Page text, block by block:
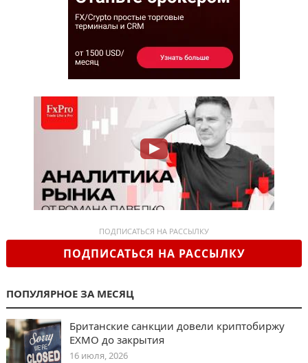
ПОДПИСАТЬСЯ НА РАССЫЛКУ
ПОДПИСАТЬСЯ НА РАССЫЛКУ
ПОПУЛЯРНОЕ ЗА МЕСЯЦ
Британские санкции довели криптобиржу
EXMO до закрытия
16 июля, 2026